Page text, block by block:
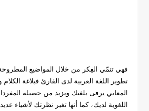
فهي تنمّي الفِكر من خلال المواضيع
تطوير اللغة العربية لدى القارئ فبلاغة
المعاني يرقى بلغتك ويزيد من حصيلة
اللغوية لديك، كما أنها تغير نظرتك لأشياء